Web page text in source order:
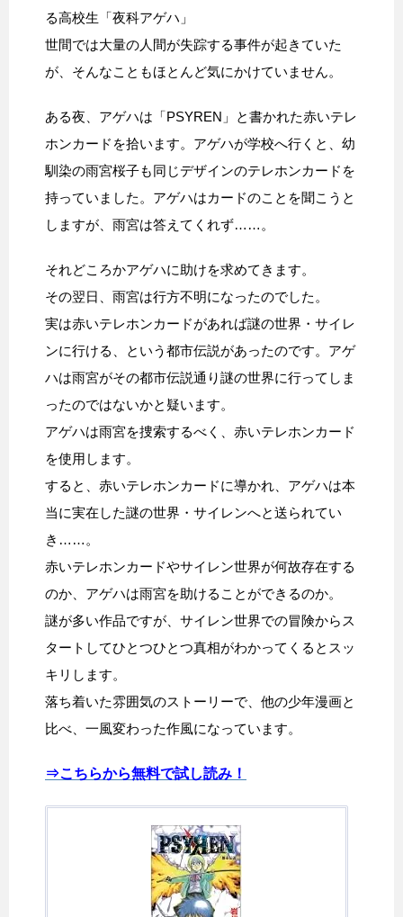
る高校生「夜科アゲハ」
世間では大量の人間が失踪する事件が起きていた
が、そんなこともほとんど気にかけていません。
ある夜、アゲハは「PSYREN」と書かれた赤いテレ
ホンカードを拾います。アゲハが学校へ行くと、幼
馴染の雨宮桜子も同じデザインのテレホンカードを
持っていました。アゲハはカードのことを聞こうと
しますが、雨宮は答えてくれず……。
それどころかアゲハに助けを求めてきます。
その翌日、雨宮は行方不明になったのでした。
実は赤いテレホンカードがあれば謎の世界・サイレ
ンに行ける、という都市伝説があったのです。アゲ
ハは雨宮がその都市伝説通り謎の世界に行ってしま
ったのではないかと疑います。
アゲハは雨宮を捜索するべく、赤いテレホンカード
を使用します。
すると、赤いテレホンカードに導かれ、アゲハは本
当に実在した謎の世界・サイレンへと送られてい
き……。
赤いテレホンカードやサイレン世界が何故存在する
のか、アゲハは雨宮を助けることができるのか。
謎が多い作品ですが、サイレン世界での冒険からス
タートしてひとつひとつ真相がわかってくるとスッ
キリします。
落ち着いた雰囲気のストーリーで、他の少年漫画と
比べ、一風変わった作風になっています。
⇒こちらから無料で試し読み！